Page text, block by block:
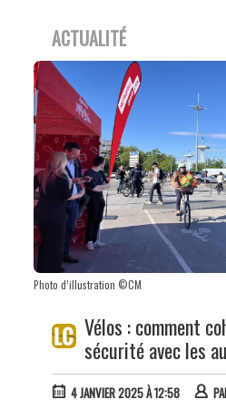
ACTUALITÉ
Photo d’illustration ©CM
Vélos : comment
sécurité avec les
4 JANVIER 2025 À 12:58